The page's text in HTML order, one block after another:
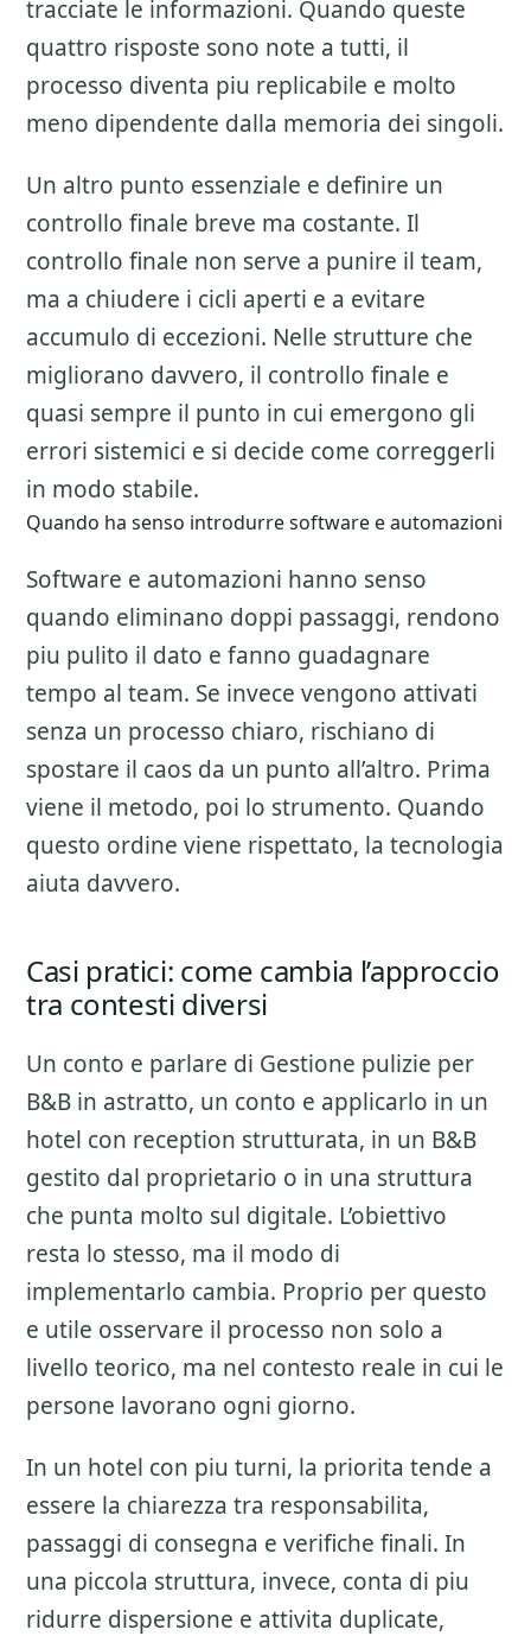
tracciate le informazioni. Quando queste
quattro risposte sono note a tutti, il
processo diventa piu replicabile e molto
meno dipendente dalla memoria dei singoli.
Un altro punto essenziale e definire un
controllo finale breve ma costante. Il
controllo finale non serve a punire il team,
ma a chiudere i cicli aperti e a evitare
accumulo di eccezioni. Nelle strutture che
migliorano davvero, il controllo finale e
quasi sempre il punto in cui emergono gli
errori sistemici e si decide come correggerli
in modo stabile.
Quando ha senso introdurre software e automazioni
Software e automazioni hanno senso
quando eliminano doppi passaggi, rendono
piu pulito il dato e fanno guadagnare
tempo al team. Se invece vengono attivati
senza un processo chiaro, rischiano di
spostare il caos da un punto all’altro. Prima
viene il metodo, poi lo strumento. Quando
questo ordine viene rispettato, la tecnologia
aiuta davvero.
Casi pratici: come cambia l’approccio
tra contesti diversi
Un conto e parlare di Gestione pulizie per
B&B in astratto, un conto e applicarlo in un
hotel con reception strutturata, in un B&B
gestito dal proprietario o in una struttura
che punta molto sul digitale. L’obiettivo
resta lo stesso, ma il modo di
implementarlo cambia. Proprio per questo
e utile osservare il processo non solo a
livello teorico, ma nel contesto reale in cui le
persone lavorano ogni giorno.
In un hotel con piu turni, la priorita tende a
essere la chiarezza tra responsabilita,
passaggi di consegna e verifiche finali. In
una piccola struttura, invece, conta di piu
ridurre dispersione e attivita duplicate,